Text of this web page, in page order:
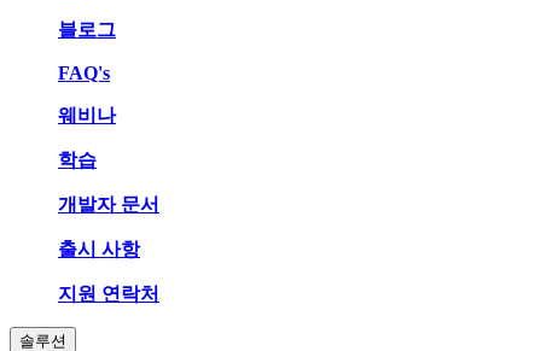
블로그
FAQ's
웨비나
학습
개발자 문서
출시 사항
지원 연락처
솔루션